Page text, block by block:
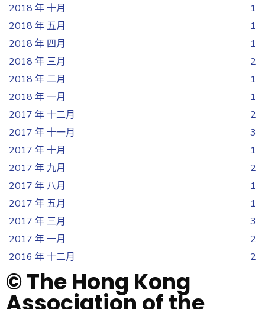
2018 年 十月
1
2018 年 五月
1
2018 年 四月
1
2018 年 三月
2
2018 年 二月
1
2018 年 一月
1
2017 年 十二月
2
2017 年 十一月
3
2017 年 十月
1
2017 年 九月
2
2017 年 八月
1
2017 年 五月
1
2017 年 三月
3
2017 年 一月
2
2016 年 十二月
2
© The Hong Kong